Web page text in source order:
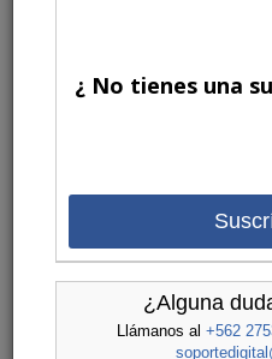
¿ No tienes una
¿Alguna
Llámanos al +562